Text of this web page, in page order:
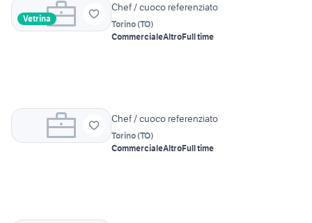
Vetrina
Chef / cuoco referenziato
Torino(TO)
CommercialeAltroFull time
Chef / cuoco referenziato
Torino(TO)
CommercialeAltroFull time